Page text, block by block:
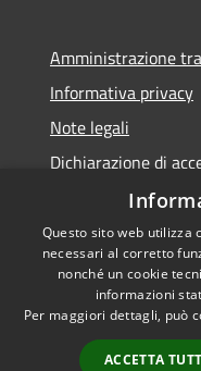
Amministrazione
Informativa privacy
Note legali
Dichiarazione di
Accessibilità
Privacy
Questo sito web utilizza
necessari al corretto
nonché un cookie
informazioni
Per maggiori dettagli, può
ACCETTA